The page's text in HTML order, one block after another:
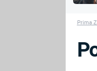
Prima